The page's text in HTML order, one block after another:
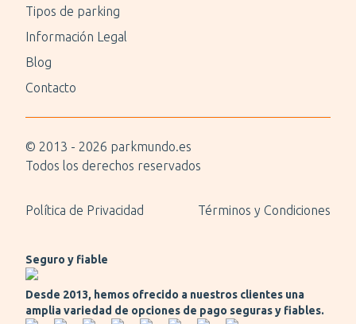
Tipos de parking
Información Legal
Blog
Contacto
© 2013 - 2026 parkmundo.es
Todos los derechos reservados
Política de Privacidad Términos y Condiciones
Seguro y fiable
Desde 2013, hemos ofrecido a nuestros clientes una
amplia variedad de opciones de pago seguras y fiables.